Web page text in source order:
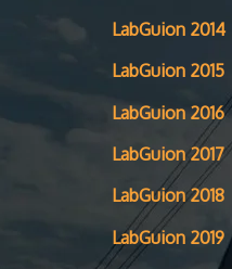
LabGuion 2014
LabGuion 2015
LabGuion 2016
LabGuion 2017
LabGuion 2018
LabGuion 2019